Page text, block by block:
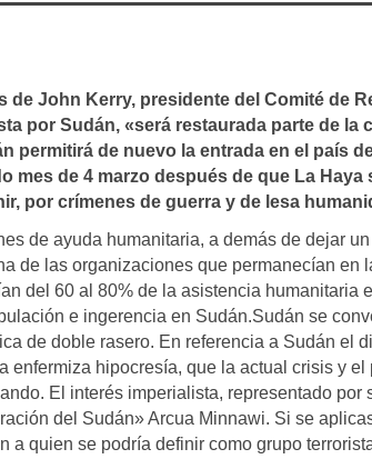
de John Kerry, presidente del Comité de
por Sudán, «será restaurada parte de la
permitirá de nuevo la entrada en el paí­s
mes de 4 marzo después de que La Haya
por crí­menes de guerra y de lesa
de ayuda humanitaria, a demás de dejar
de las organizaciones que permanecían en
del 60 al 80% de la asistencia humanitaria
e ingerencia en Sudán.Sudán se
de doble rasero. En referencia a Sudán el
enfermiza hipocresía, que la actual crisis y el
El interés imperialista, representado por
del Sudán» Arcua Minnawi. Si se
a quien se podría definir como grupo